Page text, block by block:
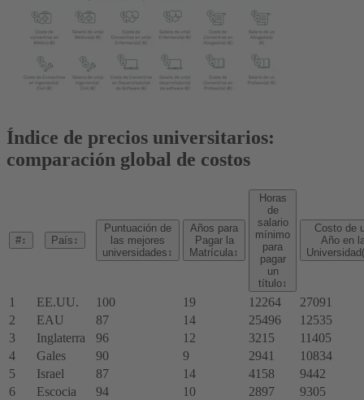
Índice de precios universitarios:
comparación global de costos
#↕ País ↕
Puntuación de
las mejores
universidades ↕
Años para
Pagar la
Matrícula↕
Horas
de
salario
mínimo
para
pagar
un
título↕
Costo de
Año en
1 EE.UU. 100 19 12264
27091
2
EAU 87 14 25496
12535
3
Inglaterra 96 12 3215
11405
4
Gales 90 9 2941
10834
5
Israel 87 14 4158
9442
6
Escocia 94 10 2897
9305